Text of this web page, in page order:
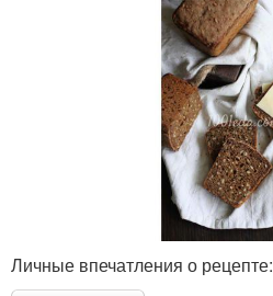
Личные впечатления о рецепте: